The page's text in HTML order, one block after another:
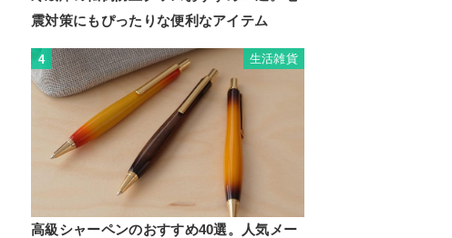
震対策にもぴったりな便利なアイテム
4 生活雑貨
高級シャーペンのおすすめ40選。人気メー